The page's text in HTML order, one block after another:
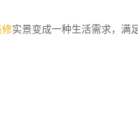
实景变成一种生活需求，满